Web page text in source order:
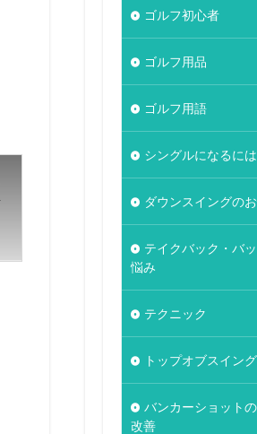
ゴルフ初心者
ゴルフ用品
ゴルフ用語
シングルになるには
ダウンスイングの
テイクバック・バ
悩み
テクニック
トップオブスイン
バンカーショット
改善